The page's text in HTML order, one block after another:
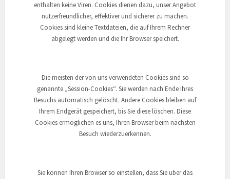
enthalten keine Viren. Cookies dienen dazu, unser Angebot
nutzerfreundlicher, effektiver und sicherer zu machen.
Cookies sind kleine Textdateien, die auf Ihrem Rechner
abgelegt werden und die Ihr Browser speichert.
Die meisten der von uns verwendeten Cookies sind so
genannte „Session-Cookies“. Sie werden nach Ende Ihres
Besuchs automatisch gelöscht. Andere Cookies bleiben auf
Ihrem Endgerät gespeichert, bis Sie diese löschen. Diese
Cookies ermöglichen es uns, Ihren Browser beim nächsten
Besuch wiederzuerkennen.
Sie können Ihren Browser so einstellen, dass Sie über das